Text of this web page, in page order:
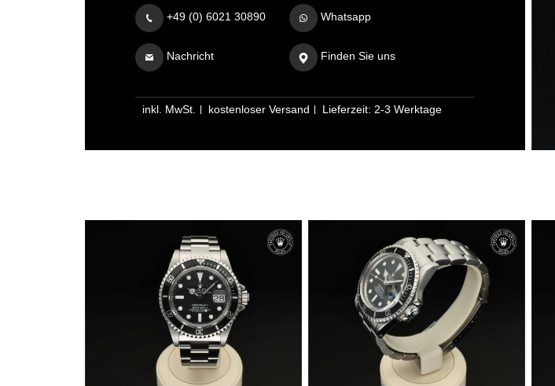
+49 (0) 6021 30890 Whatsapp
Nachricht Finden Sie uns
inkl. MwSt. kostenloser Versand Lieferzeit: 2-3 Werktage